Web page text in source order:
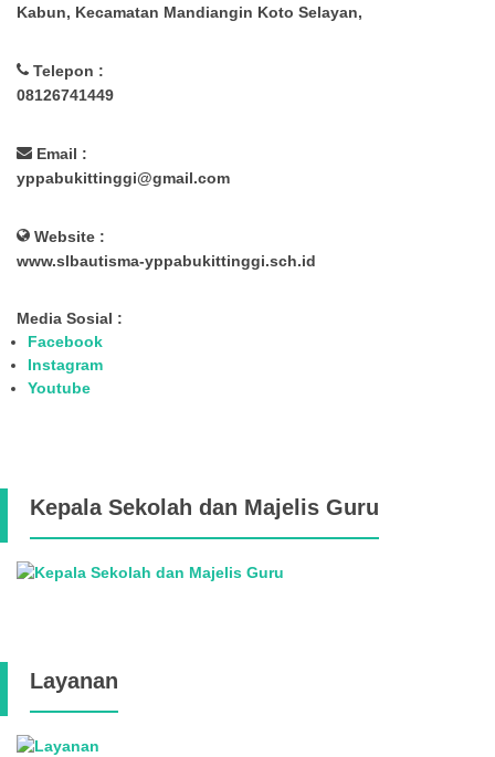
Kabun, Kecamatan Mandiangin Koto Selayan,
Telepon :
08126741449
Email :
yppabukittinggi@gmail.com
Website :
www.slbautisma-yppabukittinggi.sch.id
Media Sosial :
Facebook
Instagram
Youtube
Kepala Sekolah dan Majelis Guru
Layanan